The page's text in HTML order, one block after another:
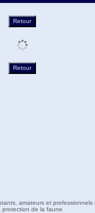
amateurs et professionnels
protection de la faune